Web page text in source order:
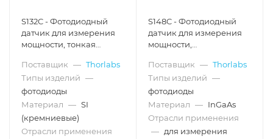
S132C - Фотодиодный
датчик для измерения
мощности, тонкая
германий, рабочий
спектральный
диапазон: 700 - 1800 нм,
макс. мощность: 500 мВт,
Thorlabs
Поставщик — Thorlabs
Типы изделий —
фотодиоды
Материал — SI
(кремниевые)
Отрасли применения
S148C - Фотодиодный
датчик для измерения
мощности,
интегрирующая сфера,
InGaAs, рабочий
спектральный
диапазон: 1200 - 2500
нм, макс. мощность: 1 Вт,
Thorlabs
Поставщик — Thorlabs
Типы изделий —
фотодиоды
Материал — InGaAs
Отрасли применения
— для измерения